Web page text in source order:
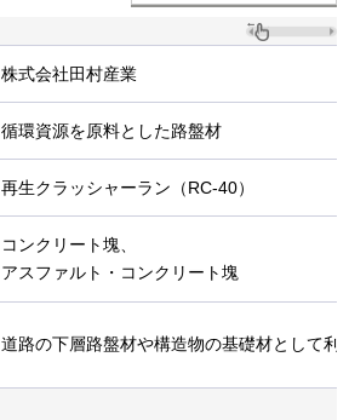
株式会社田村産業
循環資源を原料とした路盤材
再生クラッシャーラン（RC-40）
コンクリート塊、
アスファルト・コンクリート塊
道路の下層路盤材や構造物の基礎材として利